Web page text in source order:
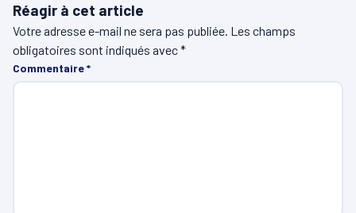
Réagir à cet article
Votre adresse e-mail ne sera pas publiée. Les champs
obligatoires sont indiqués avec*
Commentaire*